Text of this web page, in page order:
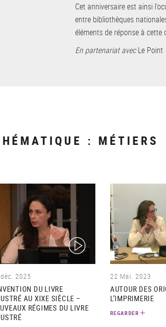
Cet anniversaire est ainsi
entre bibliothèques
éléments de réponse à
En partenariat avecLe Point
: MÉTIERS
(video)
2025
DU LIVRE
AU XIXE SIÈCLE –
RÉGIMES DU LIVRE
22 Mai. 2023
AUTOUR DES
L’IMPRIMERIE
REGARDER